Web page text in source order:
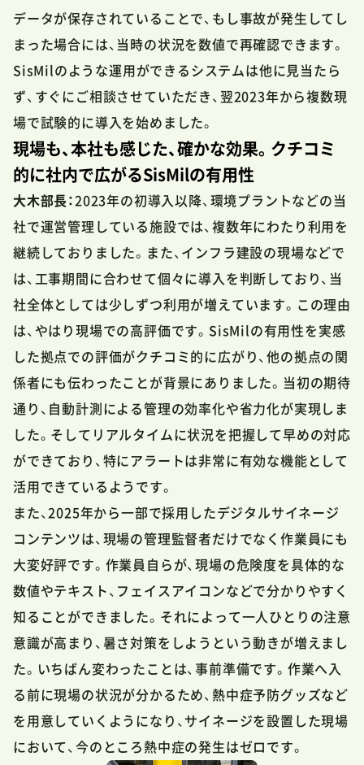
データが保存されていることで、もし事故が発生してし
まった場合には、当時の状況を数値で再確認できます。
SisMilのような運用ができるシステムは他に見当たら
ず、すぐにご相談させていただき、翌2023年から複数現
場で試験的に導入を始めました。
現場も、本社も感じた、確かな効果。クチコミ
的に社内で広がるSisMilの有用性
大木部長：2023年の初導入以降、環境プラントなどの当
社で運営管理している施設では、複数年にわたり利用を
継続しておりました。また、インフラ建設の現場などで
は、工事期間に合わせて個々に導入を判断しており、当
社全体としては少しずつ利用が増えています。この理由
は、やはり現場での高評価です。SisMilの有用性を実感
した拠点での評価がクチコミ的に広がり、他の拠点の関
係者にも伝わったことが背景にありました。当初の期待
通り、自動計測による管理の効率化や省力化が実現しま
した。そしてリアルタイムに状況を把握して早めの対応
ができており、特にアラートは非常に有効な機能として
活用できているようです。
また、2025年から一部で採用したデジタルサイネージ
コンテンツは、現場の管理監督者だけでなく作業員にも
大変好評です。作業員自らが、現場の危険度を具体的な
数値やテキスト、フェイスアイコンなどで分かりやすく
知ることができました。それによって一人ひとりの注意
意識が高まり、暑さ対策をしようという動きが増えまし
た。いちばん変わったことは、事前準備です。作業へ入
る前に現場の状況が分かるため、熱中症予防グッズなど
を用意していくようになり、サイネージを設置した現場
において、今のところ熱中症の発生はゼロです。